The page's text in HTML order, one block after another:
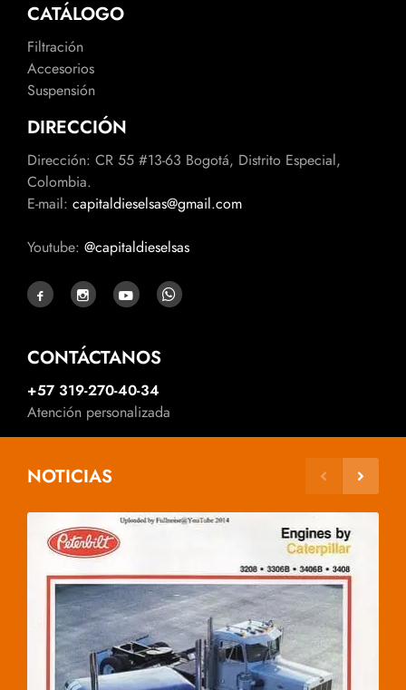
CATÁLOGO
Filtración
Accesorios
Suspensión
DIRECCIÓN
Dirección: CR 55 #13-63 Bogotá, Distrito Especial,
Colombia.
E-mail: capitaldieselsas@gmail.com
Youtube: @capitaldieselsas
CONTÁCTANOS
+57 319-270-40-34
Atención personalizada
NOTICIAS